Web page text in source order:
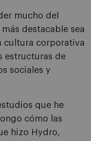
mucho del
destacable sea
cultura corporativa
estructuras de
sociales y
que he
cómo las
hizo Hydro,